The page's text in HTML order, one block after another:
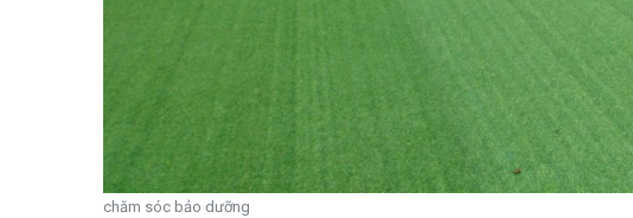
chăm sóc bảo dưỡng